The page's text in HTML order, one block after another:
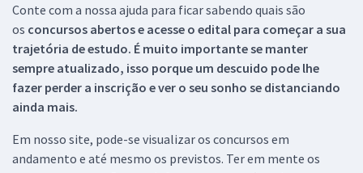
Conte com a nossa ajuda para ficar sabendo quais são
os concursos abertos e acesse o edital para começar a sua
trajetória de estudo. É muito importante se manter
sempre atualizado, isso porque um descuido pode lhe
fazer perder a inscrição e ver o seu sonho se distanciando
ainda mais.
Em nosso site, pode-se visualizar os concursos em
andamento e até mesmo os previstos. Ter em mente os